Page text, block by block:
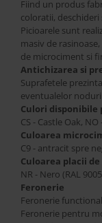
Fiind un produs
coloratii,
Picioarele sunt
masiv de
de microciment si
Antichizarea si
Suprafetele
eventualelor
Culori disponibile
CS - Castle Oak,
Culoarea
C9 - antracit spre
Culoarea placii
NR - Nero (RAL
Feronerie
Feronerie
Feronerie pentru